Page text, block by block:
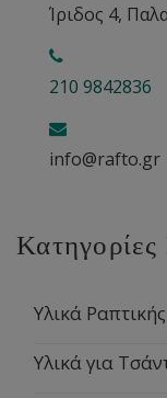
Ίριδος 4,
210 9842836
info@rafto.gr
Υλικά Ραπτικής
Υλικά για